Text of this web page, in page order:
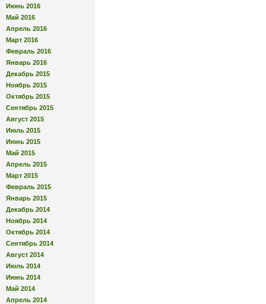
Июнь 2016
Май 2016
Апрель 2016
Март 2016
Февраль 2016
Январь 2016
Декабрь 2015
Ноябрь 2015
Октябрь 2015
Сентябрь 2015
Август 2015
Июль 2015
Июнь 2015
Май 2015
Апрель 2015
Март 2015
Февраль 2015
Январь 2015
Декабрь 2014
Ноябрь 2014
Октябрь 2014
Сентябрь 2014
Август 2014
Июль 2014
Июнь 2014
Май 2014
Апрель 2014